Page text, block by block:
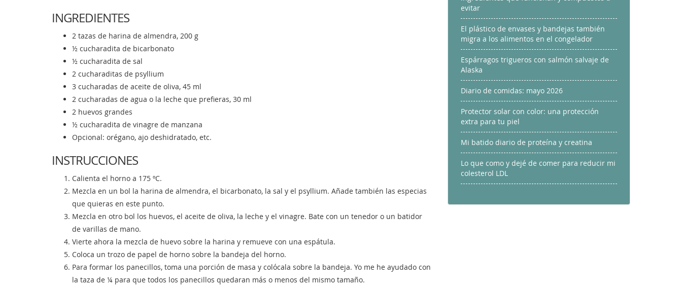
INGREDIENTES
2 tazas de harina de almendra, 200 g
½ cucharadita de bicarbonato
½ cucharadita de sal
2 cucharaditas de psyllium
3 cucharadas de aceite de oliva, 45 ml
2 cucharadas de agua o la leche que prefieras, 30 ml
2 huevos grandes
½ cucharadita de vinagre de manzana
Opcional: orégano, ajo deshidratado, etc.
INSTRUCCIONES
Calienta el horno a 175 ºC.
Mezcla en un bol la harina de almendra, el bicarbonato, la sal y el psyllium. Añade también las especias
que quieras en este punto.
Mezcla en otro bol los huevos, el aceite de oliva, la leche y el vinagre. Bate con un tenedor o un batidor
de varillas de mano.
Vierte ahora la mezcla de huevo sobre la harina y remueve con una espátula.
Coloca un trozo de papel de horno sobre la bandeja del horno.
Para formar los panecillos, toma una porción de masa y colócala sobre la bandeja. Yo me he ayudado con
la taza de ¼ para que todos los panecillos quedaran más o menos del mismo tamaño.
evitar
El plástico de envases y bandejas también
migra a los alimentos en el congelador
Espárragos trigueros con salmón salvaje de
Alaska
Diario de comidas: mayo 2026
Protector solar con color: una protección
extra para tu piel
Mi batido diario de proteína y creatina
Lo que como y dejé de comer para reducir mi
colesterol LDL